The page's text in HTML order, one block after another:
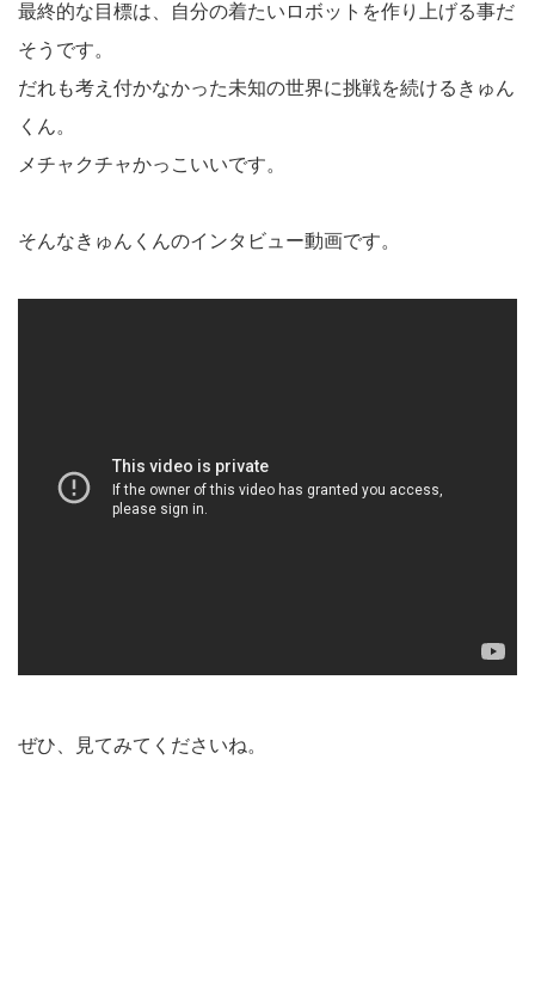
最終的な目標は、自分の着たいロボットを作り上げる事だ
そうです。
だれも考え付かなかった未知の世界に挑戦を続けるきゅん
くん。
メチャクチャかっこいいです。
そんなきゅんくんのインタビュー動画です。
ぜひ、見てみてくださいね。